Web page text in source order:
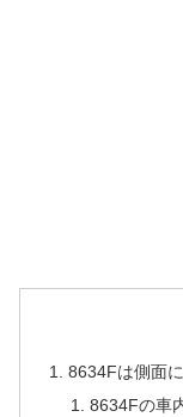
8634Fは側面
8634Fの車